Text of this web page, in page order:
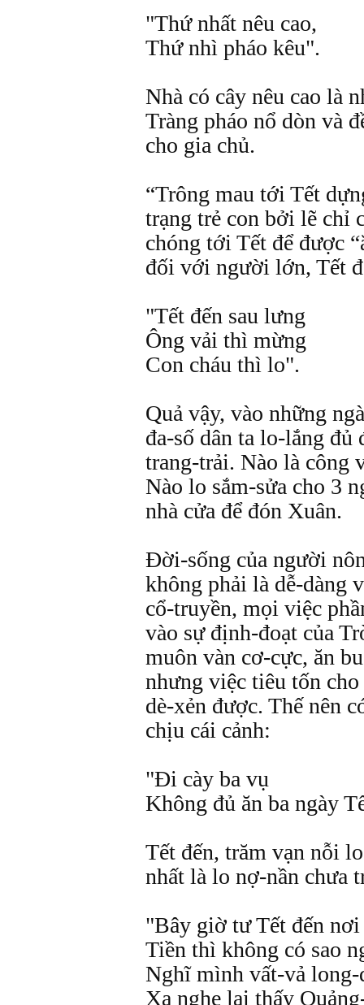
"Thứ nhất nêu cao,
Thứ nhì pháo kêu".
Nhà có cây nêu cao là
Tràng pháo nổ dòn và
cho gia chủ.
“Trông mau tới Tết
trạng trẻ con bởi lẽ chỉ
chóng tới Tết để được
đối với người lớn, Tết
"Tết đến sau lưng
Ông vải thì mừng
Con cháu thì lo".
Quả vậy, vào những
đa-số dân ta lo-lắng đủ
trang-trải. Nào là công
Nào lo sắm-sửa cho 3
nhà cửa để đón Xuân.
Đời-sống của người
không phải là dễ-dàng
cổ-truyền, mọi việc
vào sự định-đoạt của
muôn vàn cơ-cực, ăn
nhưng việc tiêu tốn
dè-xẻn được. Thế nên
chịu cái cảnh:
"Đi cày ba vụ
Không đủ ăn ba ngày
Tết đến, trăm vạn nỗi
nhất là lo nợ-nần chưa
"Bây giờ tư Tết đến nơi
Tiền thì không có sao
Nghĩ mình vất-vả long-
Xa nghe lại thấy